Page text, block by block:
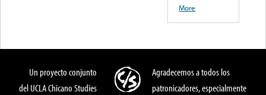
More
Un proyecto conjunto
del UCLA Chicano Studies
Agradecemos a todos los
patronicadores, especialmente